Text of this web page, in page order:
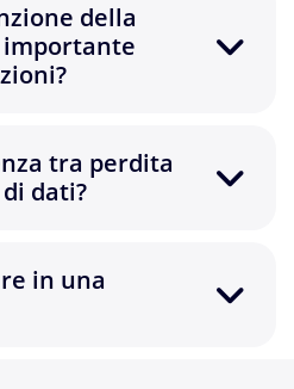
della
tra perdita
dati?
in una